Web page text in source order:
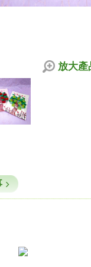
放大產